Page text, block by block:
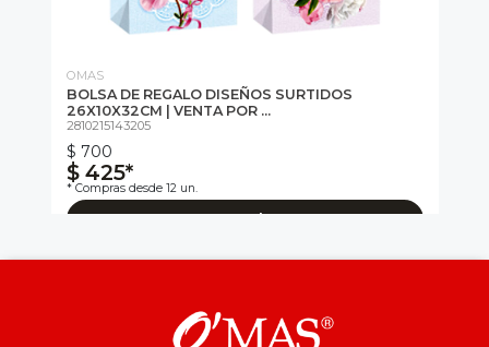
OMAS
BOLSA DE REGALO DISEÑOS SURTIDOS
26X10X32CM | VENTA POR ...
2810215143205
$ 700
$ 425*
* Compras desde 12 un.
Agregar al carro